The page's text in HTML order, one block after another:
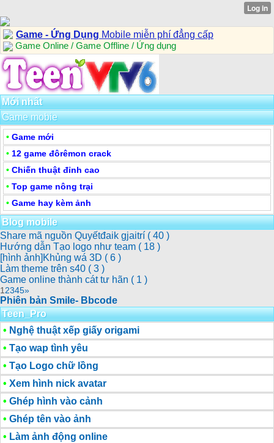
Game - Ứng Dụng Mobile miễn phí đẳng cấp
Game Online / Game Offline / Ứng dụng
Mới nhất
Game mobie
• Game mới
• 12 game đôrêmon crack
• Chiến thuật đỉnh cao
• Top game nông trại
• Game hay kèm ảnh
Blog mobile
Share mã nguồn Quyếtđaik gjaitrí ( 40 )
Hướng dẫn Tạo logo như team ( 18 )
[hình ảnh]Khủng wá 3D ( 6 )
Làm theme trên s40 ( 3 )
Game online thành cát tư hãn ( 1 )
12345»
Phiên bản Smile- Bbcode
Teen_Pro
• Nghệ thuật xếp giấy origami
• Tạo wap tình yêu
• Tạo Logo chữ lồng
• Xem hình nick avatar
• Ghép hình vào cảnh
• Ghép tên vào ảnh
• Làm ảnh động online